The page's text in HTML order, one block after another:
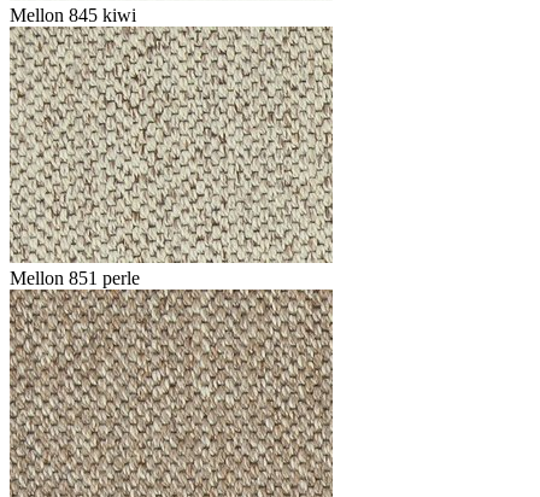
Mellon 845 kiwi
Mellon 851 perle